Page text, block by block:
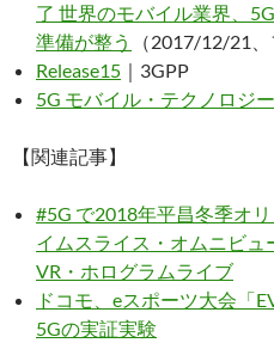
了 世界のモバイル業界、
準備が整う
（2017/12/21
Release15 ｜3GPP
5G モバイル・テクノロジ
【関連記事】
#5G で2018年平昌冬季オ
イムスライス・オムニビ
VR・ホログラムライブ
ドコモ、eスポーツ大会「
5Gの実証実験